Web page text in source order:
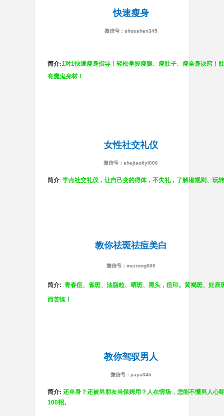
快速瘦身
微信号：shoushen345
简介:1对1快速瘦身指导！轻松掌握瘦腿、瘦肚子、瘦全身诀窍！
有魔鬼身材！
女性社交礼仪
微信号：shejiaoliyi006
简介: 学点社交礼仪，让自己变的得体，不失礼，了解潜规则、玩
教你祛斑祛痘美白
微信号：meirong006
简介: 青春痘、雀斑、油脂粒、晒斑、黑头，痘印。黄褐斑、妊
而苦恼！
教你驾驭男人
微信号：jiayu345
简介: 还单身？还被男朋友当保姆用？人在情场，怎能不懂男人
100招。